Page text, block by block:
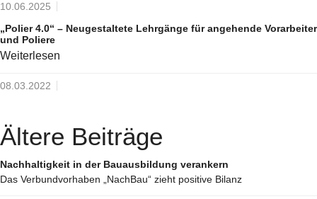
10.06.2025
„Polier 4.0“ – Neugestaltete Lehrgänge für angehende Vorarbeiter
und Poliere
Weiterlesen
08.03.2022
Ältere Beiträge
Nachhaltigkeit in der Bauausbildung verankern
Das Verbundvorhaben „NachBau“ zieht positive Bilanz